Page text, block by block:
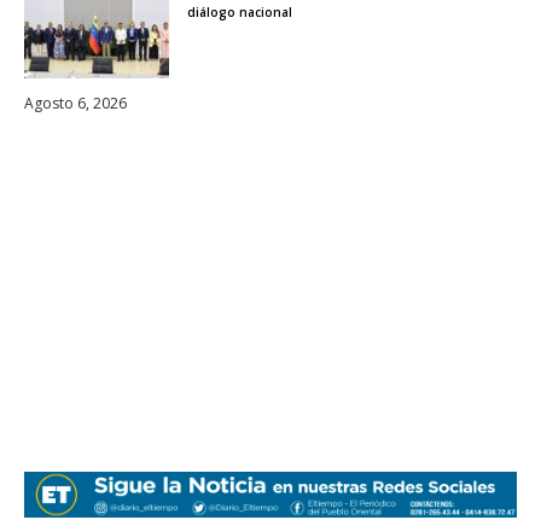
diálogo nacional
Agosto 6, 2026